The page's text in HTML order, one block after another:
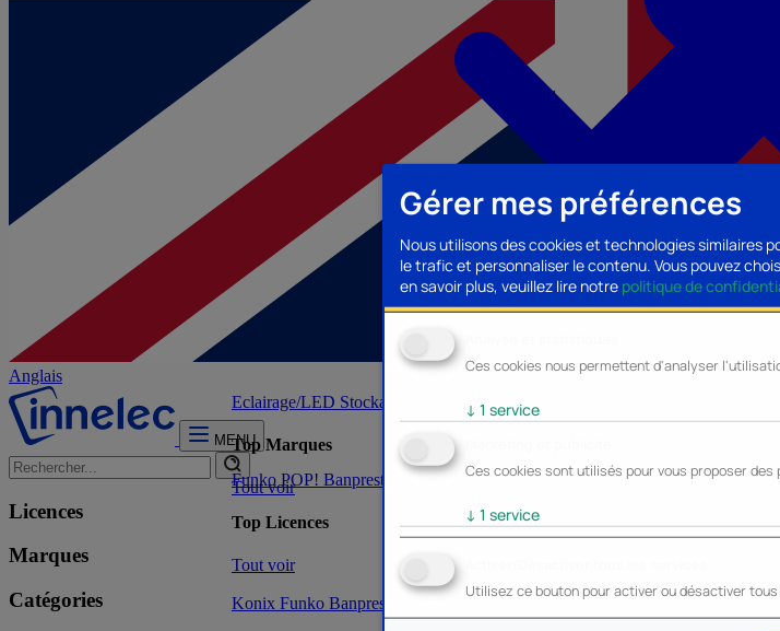
Gérer mes préférences
Nous utilisons des cookies et technologies similaires
le trafic et personnaliser le contenu. Vous pouvez
en savoir plus, veuillez lire notre politique de
Ces cookies nous permettent d'analyser
↓ 1 service
Ces cookies sont utilisés pour vous proposer des
↓ 1 service
Utilisez ce bouton pour activer ou désactiver
Anglais
MENU
Licences
Marques
Catégories
Konix Funko Banpresto NOUVEAU - Heroes Inc.
Funko POP! Banpresto Plastoy StorLyoEnescoCerdaMighty Jaxx
Top Licences
Tout voir
Eclairage/LED Stockage/Mémoire Accessoires PC
Top Marques
Tout voir